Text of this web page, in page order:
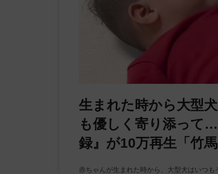
生まれた時から大型
も優しく寄り添って
録』が10万再生「竹
赤ちゃんが生まれた時から、大型犬はいつ